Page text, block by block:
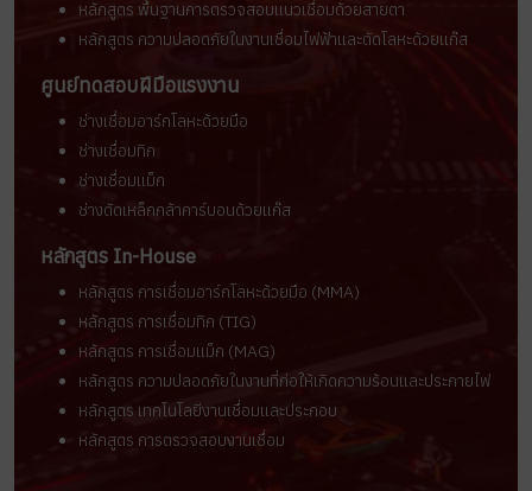
หลักสูตร พื้นฐานการตรวจสอบแนวเชื่อมด้วยสายตา
หลักสูตร ความปลอดภัยในงานเชื่อมไฟฟ้าและตัดโลหะด้วยแก๊ส
ศูนย์ทดสอบฝีมือแรงงาน
ช่างเชื่อมอาร์กโลหะด้วยมือ
ช่างเชื่อมทิก
ช่างเชื่อมแม็ก
ช่างตัดเหล็กกล้าคาร์บอนด้วยแก๊ส
หลักสูตร In-House
หลักสูตร การเชื่อมอาร์กโลหะด้วยมือ (MMA)
หลักสูตร การเชื่อมทิก (TIG)
หลักสูตร การเชื่อมแม็ก (MAG)
หลักสูตร ความปลอดภัยในงานที่ก่อให้เกิดความร้อนและประกายไฟ
หลักสูตร เทคโนโลยีงานเชื่อมและประกอบ
หลักสูตร การตรวจสอบงานเชื่อม